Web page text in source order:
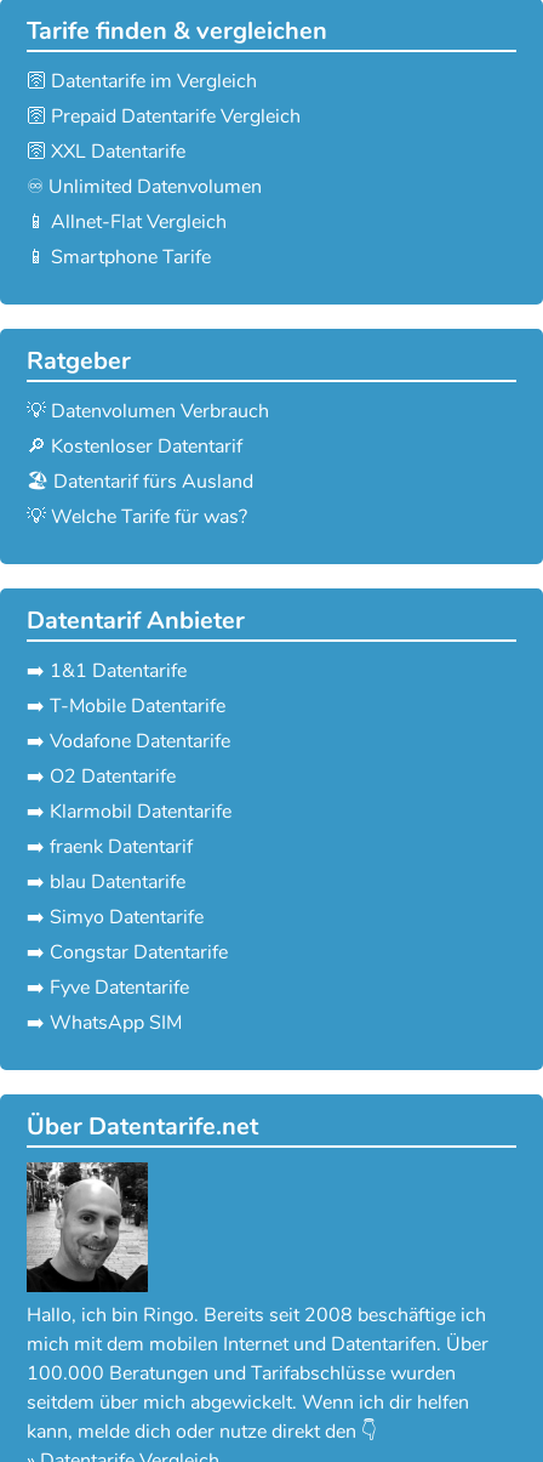
Tarife finden & vergleichen
🛜 Datentarife im Vergleich
🛜 Prepaid Datentarife Vergleich
🛜 XXL Datentarife
♾️ Unlimited Datenvolumen
📱 Allnet-Flat Vergleich
📱 Smartphone Tarife
Ratgeber
💡 Datenvolumen Verbrauch
🔎 Kostenloser Datentarif
🏖️ Datentarif fürs Ausland
💡 Welche Tarife für was?
Datentarif Anbieter
➡️ 1&1 Datentarife
➡️ T-Mobile Datentarife
➡️ Vodafone Datentarife
➡️ O2 Datentarife
➡️ Klarmobil Datentarife
➡️ fraenk Datentarif
➡️ blau Datentarife
➡️ Simyo Datentarife
➡️ Congstar Datentarife
➡️ Fyve Datentarife
➡️ WhatsApp SIM
Über Datentarife.net
Hallo, ich bin Ringo. Bereits seit 2008 beschäftige ich
mich mit dem mobilen Internet und Datentarifen. Über
100.000 Beratungen und Tarifabschlüsse wurden
seitdem über mich abgewickelt. Wenn ich dir helfen
kann, melde dich oder nutze direkt den 👇